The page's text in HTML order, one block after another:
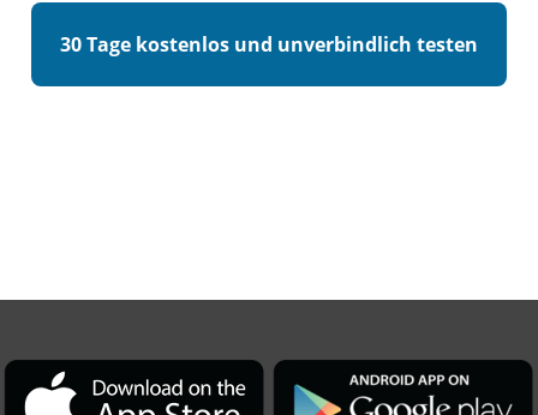
30 Tage kostenlos und unverbindlich testen